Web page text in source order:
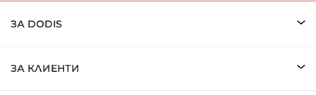
ЗА DODIS
ЗА КЛИЕНТИ